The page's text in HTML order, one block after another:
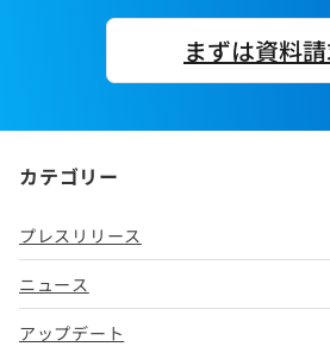
まずは資料
カテゴリー
プレスリリース
ニュース
アップデート